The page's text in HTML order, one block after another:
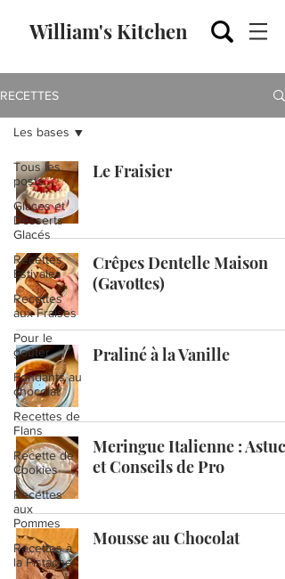
William's Kitchen
RECETTES
Tous les
posts
Glaces et
Desserts
Glacés
Recettes
Estivales
Recettes
aux Fraises
Pour le
goûter
Fondants au
chocolat
Recettes de
Flans
Recette de
Cookies
Recettes
aux
Pommes
Recettes à
la Pistache
Les bases
Le Fraisier
Crêpes Dentelle Maison
(Gavottes)
Praliné à la Vanille
Meringue Italienne :
et Conseils de Pro
Mousse au Chocolat